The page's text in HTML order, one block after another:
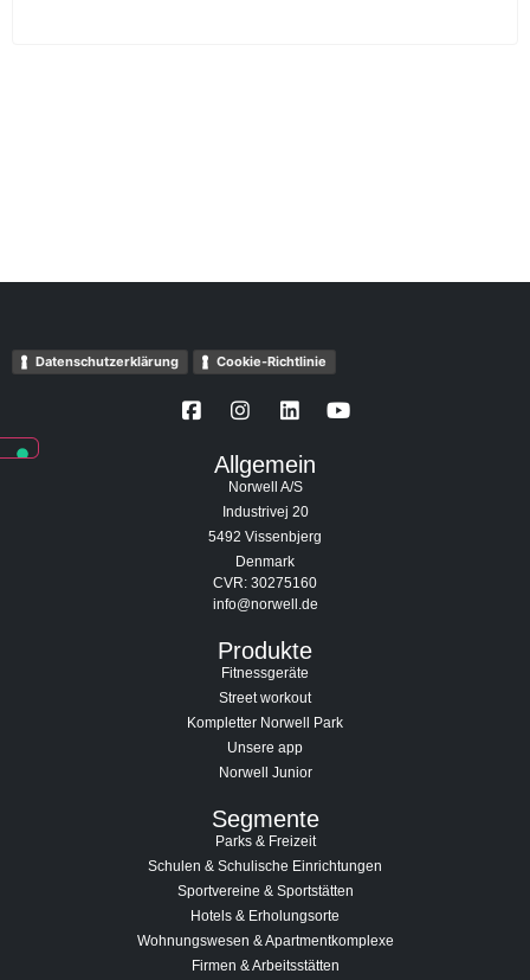
Datenschutzerklärung Cookie-Richtlinie
Allgemein
Norwell A/S
Industrivej 20
5492 Vissenbjerg
Denmark
CVR: 30275160
info@norwell.de
Produkte
Fitnessgeräte
Street workout
Kompletter Norwell Park
Unsere app
Norwell Junior
Segmente
Parks & Freizeit
Schulen & Schulische Einrichtungen
Sportvereine & Sportstätten
Hotels & Erholungsorte
Wohnungswesen & Apartmentkomplexe
Firmen & Arbeitsstätten